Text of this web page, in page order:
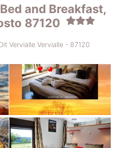
and Breakfast,
87120
Vervialle Vervialle - 87120